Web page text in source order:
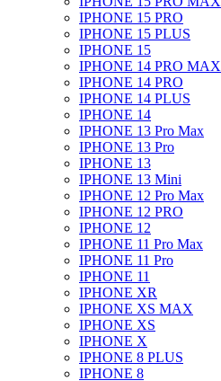
IPHONE 15 PRO
IPHONE 15 PLUS
IPHONE 15
IPHONE 14 PRO MAX
IPHONE 14 PRO
IPHONE 14 PLUS
IPHONE 14
IPHONE 13 Pro Max
IPHONE 13 Pro
IPHONE 13
IPHONE 13 Mini
IPHONE 12 Pro Max
IPHONE 12 PRO
IPHONE 12
IPHONE 11 Pro Max
IPHONE 11 Pro
IPHONE 11
IPHONE XR
IPHONE XS MAX
IPHONE XS
IPHONE X
IPHONE 8 PLUS
IPHONE 8